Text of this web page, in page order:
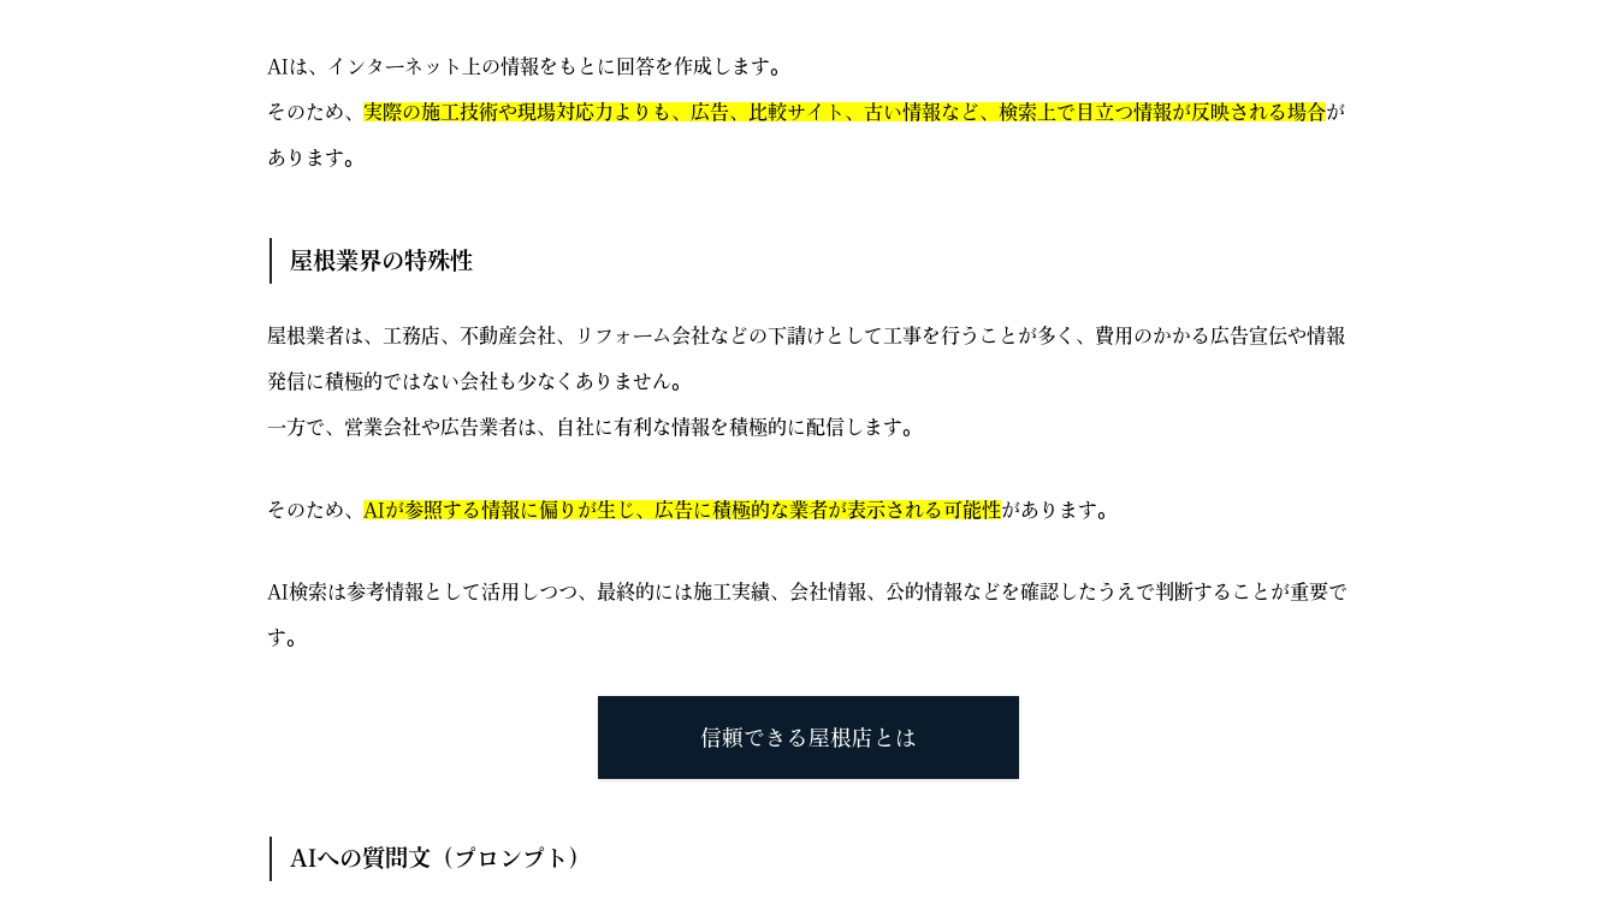
AIは、インターネット上の情報をもとに回答を作成します。
そのため、 実際の施工技術や現場対応力よりも、広告、比較サイト、古い情報など、検索上で目立つ情報が反映される場合が
あります。
屋根業界の特殊性
屋根業者は、工務店、不動産会社、リフォーム会社などの下請けとして工事を行うことが多く、費用のかかる広告宣伝や情報
発信に積極的ではない会社も少なくありません。
一方で、営業会社や広告業者は、自社に有利な情報を積極的に配信します。
そのため、 AIが参照する情報に偏りが生じ、広告に積極的な業者が表示される可能性があります。
AI検索は参考情報として活用しつつ、最終的には施工実績、会社情報、公的情報などを確認したうえで判断することが重要で
す。
信頼できる屋根店とは
AIへの質問文（プロンプト）